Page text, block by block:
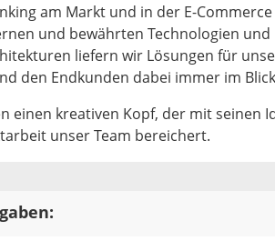
am Markt und in der E-
und bewährten Technologien
liefern wir Lösungen für
den Endkunden dabei immer im
einen kreativen Kopf, der mit seinen
unser Team bereichert.